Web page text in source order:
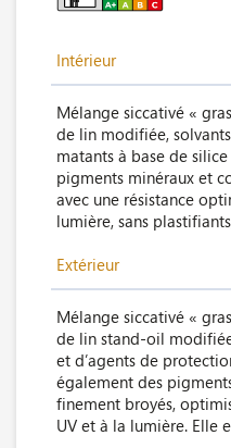
Intérieur
Mélange siccativé «
de lin modifiée,
matants à base de
pigments minéraux et
avec une résistance
lumière, sans
Extérieur
Mélange siccativé «
de lin stand-oil
et d’agents de
également des
finement broyés,
UV et à la lumière. Elle